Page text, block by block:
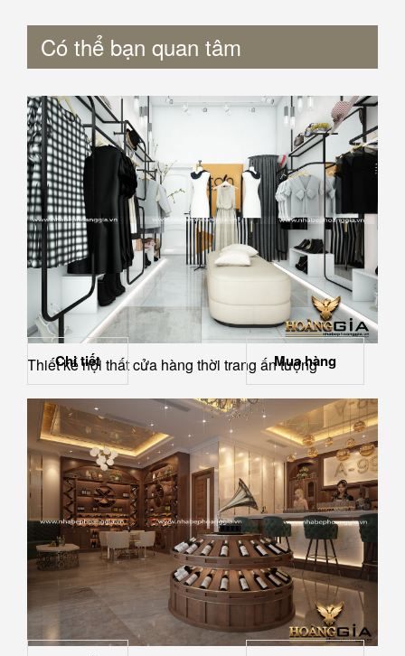
Có thể bạn quan tâm
Thiết kế nội thất cửa hàng thời trang ấn tượng
Chi tiết Mua hàng